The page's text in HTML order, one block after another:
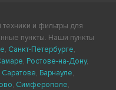
и фильтры для
пункты. Наши пункты
, Санкт-Петербурге,
, Ростове-на-Дону,
Саратове, Барнауле,
, Симферополе,